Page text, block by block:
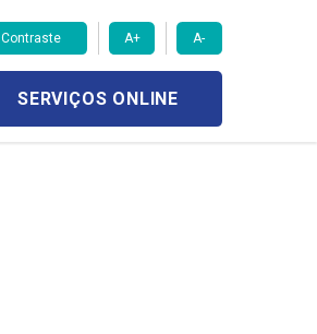
Contraste A+ A-
SERVIÇOS ONLINE